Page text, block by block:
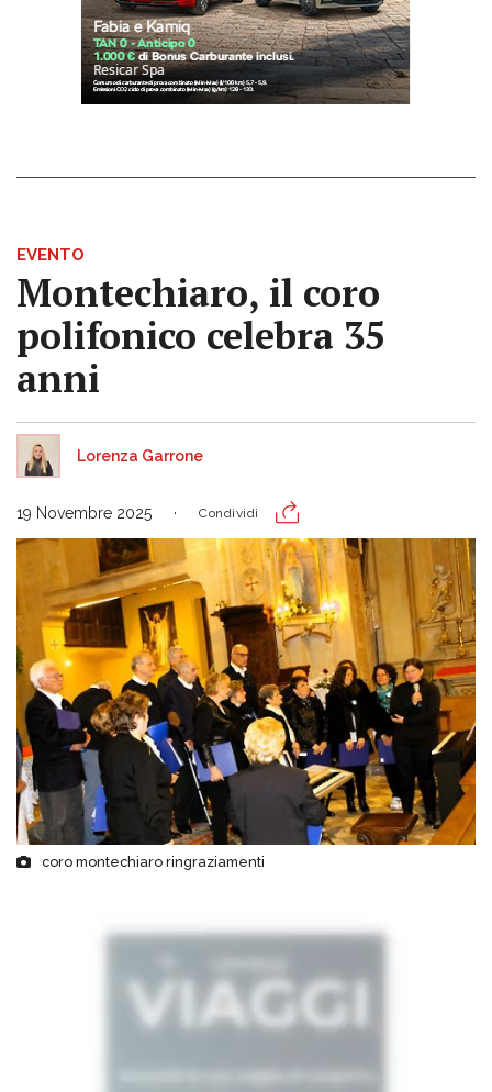
EVENTO
Montechiaro, il coro
polifonico celebra 35
anni
Lorenza Garrone
19 Novembre 2025 Condividi
coro montechiaro ringraziamenti